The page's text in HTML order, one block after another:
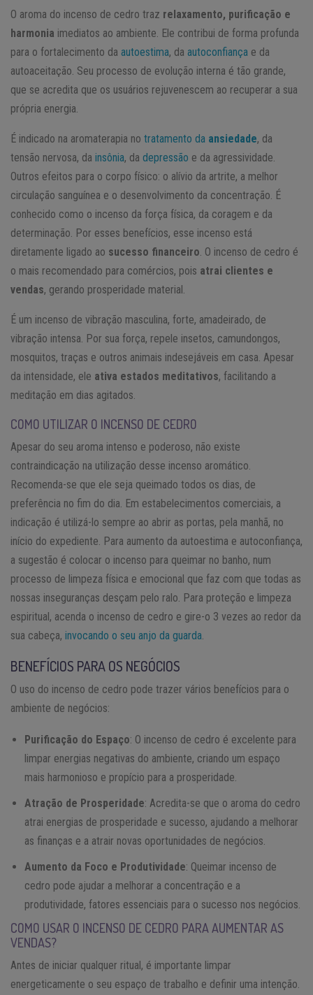
O aroma do incenso de cedro traz relaxamento, purificação e
harmonia imediatos ao ambiente. Ele contribui de forma profunda
para o fortalecimento da autoestima, da autoconfiança e da
autoaceitação. Seu processo de evolução interna é tão grande,
que se acredita que os usuários rejuvenescem ao recuperar a sua
própria energia.
É indicado na aromaterapia no tratamento da ansiedade, da
tensão nervosa, da insônia, da depressão e da agressividade.
Outros efeitos para o corpo físico: o alívio da artrite, a melhor
circulação sanguínea e o desenvolvimento da concentração. É
conhecido como o incenso da força física, da coragem e da
determinação. Por esses benefícios, esse incenso está
diretamente ligado ao sucesso financeiro . O incenso de cedro é
o mais recomendado para comércios, pois atrai clientes e
vendas, gerando prosperidade material.
É um incenso de vibração masculina, forte, amadeirado, de
vibração intensa. Por sua força, repele insetos, camundongos,
mosquitos, traças e outros animais indesejáveis em casa. Apesar
da intensidade, ele ativa estados meditativos, facilitando a
meditação em dias agitados.
COMO UTILIZAR O INCENSO DE CEDRO
Apesar do seu aroma intenso e poderoso, não existe
contraindicação na utilização desse incenso aromático.
Recomenda-se que ele seja queimado todos os dias, de
preferência no fim do dia. Em estabelecimentos comerciais, a
indicação é utilizá-lo sempre ao abrir as portas, pela manhã, no
início do expediente. Para aumento da autoestima e autoconfiança,
a sugestão é colocar o incenso para queimar no banho, num
processo de limpeza física e emocional que faz com que todas as
nossas inseguranças desçam pelo ralo. Para proteção e limpeza
espiritual, acenda o incenso de cedro e gire-o 3 vezes ao redor da
sua cabeça, invocando o seu anjo da guarda
BENEFÍCIOS PARA OS NEGÓCIOS
O uso do incenso de cedro pode trazer vários benefícios para o
ambiente de negócios:
Purificação do Espaço: O incenso de cedro é excelente para
limpar energias negativas do ambiente, criando um espaço
mais harmonioso e propício para a prosperidade.
Atração de Prosperidade: Acredita-se que o aroma do cedro
atrai energias de prosperidade e sucesso, ajudando a melhorar
as finanças e a atrair novas oportunidades de negócios.
Aumento da Foco e Produtividade: Queimar incenso de
cedro pode ajudar a melhorar a concentração e a
produtividade, fatores essenciais para o sucesso nos negócios.
COMO USAR O INCENSO DE CEDRO PARA AUMENTAR AS
VENDAS?
Antes de iniciar qualquer ritual, é importante limpar
energeticamente o seu espaço de trabalho e definir uma intenção.